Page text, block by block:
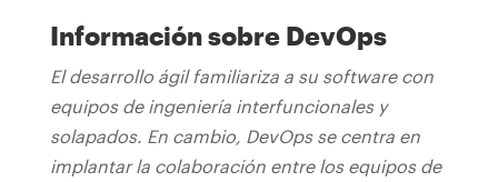
Información sobre DevOps
El desarrollo ágil familiariza a su software con
equipos de ingeniería interfuncionales y
solapados. En cambio, DevOps se centra en
implantar la colaboración entre los equipos de